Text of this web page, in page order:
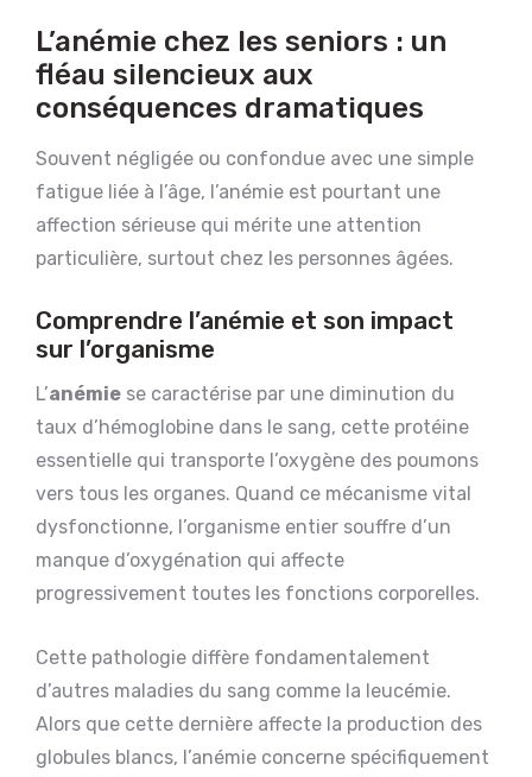
L’anémie chez les seniors : un
fléau silencieux aux
conséquences dramatiques
Souvent négligée ou confondue avec une simple
fatigue liée à l’âge, l’anémie est pourtant une
affection sérieuse qui mérite une attention
particulière, surtout chez les personnes âgées.
Comprendre l’anémie et son impact
sur l’organisme
L’anémie se caractérise par une diminution du
taux d’hémoglobine dans le sang, cette protéine
essentielle qui transporte l’oxygène des poumons
vers tous les organes. Quand ce mécanisme vital
dysfonctionne, l’organisme entier souffre d’un
manque d’oxygénation qui affecte
progressivement toutes les fonctions corporelles.
Cette pathologie diffère fondamentalement
d’autres maladies du sang comme la leucémie.
Alors que cette dernière affecte la production des
globules blancs, l’anémie concerne spécifiquement